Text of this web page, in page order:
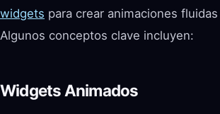
widgets para crear animaciones
Algunos conceptos clave incluyen:
Widgets Animados